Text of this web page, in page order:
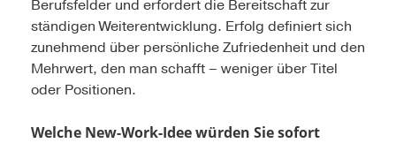
Berufsfelder und erfordert die Bereitschaft zur
ständigen Weiterentwicklung. Erfolg definiert sich
zunehmend über persönliche Zufriedenheit und den
Mehrwert, den man schafft – weniger über Titel
oder Positionen.
Welche New-Work-Idee würden Sie sofort